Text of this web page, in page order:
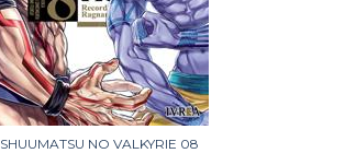
SHUUMATSU NO VALKYRIE 08